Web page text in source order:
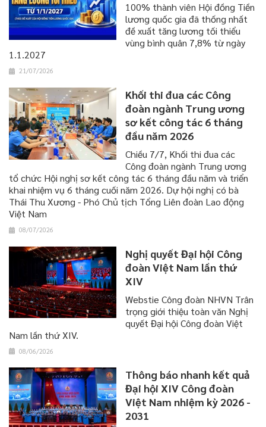
100% thành viên Hội đồng Tiền
lương quốc gia đã thống nhất
đề xuất tăng lương tối thiểu
vùng bình quân 7,8% từ ngày
1.1.2027
21/07/2026
Khối thi đua các Công
đoàn ngành Trung ương
sơ kết công tác 6 tháng
đầu năm 2026
​​​​​​​Chiều 7/7, Khối thi đua các
Công đoàn ngành Trung ương
tổ chức Hội nghị sơ kết công tác 6 tháng đầu năm và triển
khai nhiệm vụ 6 tháng cuối năm 2026. Dự hội nghị có bà
Thái Thu Xương - Phó Chủ tịch Tổng Liên đoàn Lao động
Việt Nam
08/07/2026
Nghị quyết Đại hội Công
đoàn Việt Nam lần thứ
XIV
Webstie Công đoàn NHVN Trân
trọng giới thiệu toàn văn Nghị
quyết Đại hội Công đoàn Việt
Nam lần thứ XIV.
08/06/2026
Thông báo nhanh kết quả
Đại hội XIV Công đoàn
Việt Nam nhiệm kỳ 2026 -
2031